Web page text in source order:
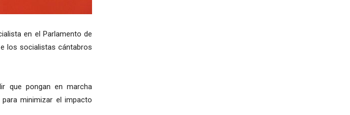
en el Parlamento de
los socialistas cántabros
que pongan en marcha
minimizar el impacto